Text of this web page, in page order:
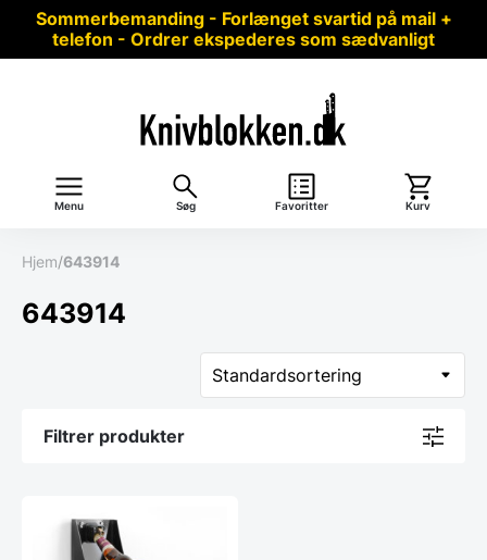
Sommerbemanding - Forlænget svartid på mail +
telefon - Ordrer ekspederes som sædvanligt
Menu Søg Favoritter Kurv
Hjem/643914
643914
Filtrer produkter